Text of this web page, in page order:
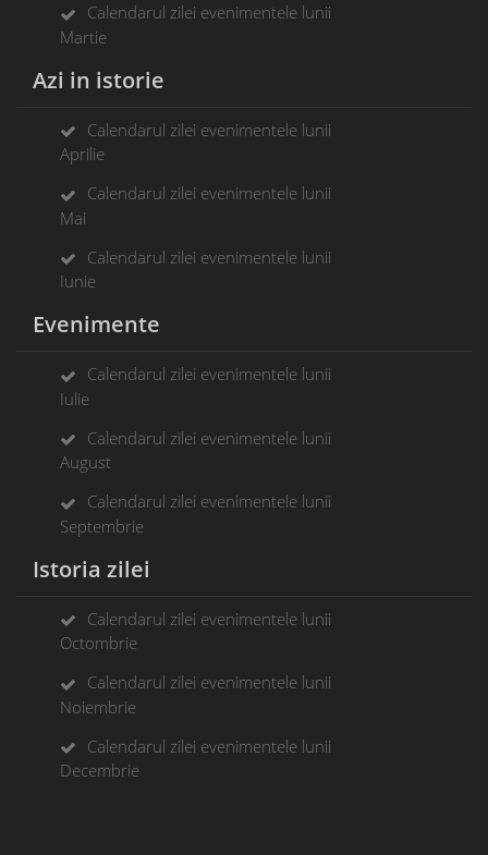
Calendarul zilei evenimentele lunii
Martie
Azi in istorie
Calendarul zilei evenimentele lunii
Aprilie
Calendarul zilei evenimentele lunii
Mai
Calendarul zilei evenimentele lunii
Iunie
Evenimente
Calendarul zilei evenimentele lunii
Iulie
Calendarul zilei evenimentele lunii
August
Calendarul zilei evenimentele lunii
Septembrie
Istoria zilei
Calendarul zilei evenimentele lunii
Octombrie
Calendarul zilei evenimentele lunii
Noiembrie
Calendarul zilei evenimentele lunii
Decembrie